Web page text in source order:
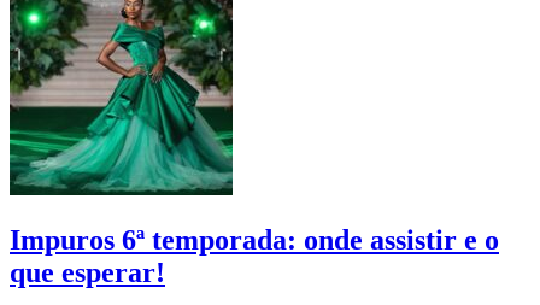
Impuros 6ª temporada: onde assistir e o
que esperar!